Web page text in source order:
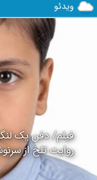
ویدئو
روایت تلخ از